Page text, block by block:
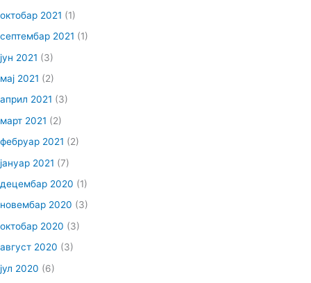
октобар 2021 (1)
септембар 2021 (1)
јун 2021 (3)
мај 2021 (2)
април 2021 (3)
март 2021 (2)
фебруар 2021 (2)
јануар 2021 (7)
децембар 2020 (1)
новембар 2020 (3)
октобар 2020 (3)
август 2020 (3)
јул 2020 (6)